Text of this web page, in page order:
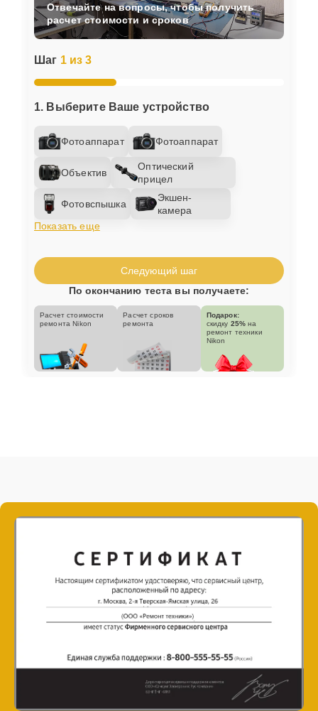
Шаг 1 из 3
1. Выберите Ваше устройство
Фотоаппарат Фотоаппарат
Объектив
Оптический
прицел
Фотовспышка
Экшен-
камера
Показать еще
Отвечайте на вопросы, чтобы получить
расчет стоимости и сроков
Следующий шаг
По окончанию теста вы получаете:
Расчет стоимости
ремонта Nikon
Расчет сроков
ремонта
Подарок:
скидку 25% на
ремонт техники
Nikon